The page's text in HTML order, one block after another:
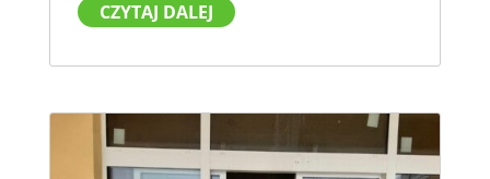
CZYTAJ DALEJ